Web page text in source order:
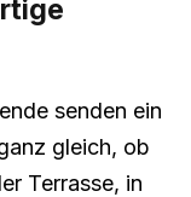
senden ein
gleich, ob
Terrasse, in